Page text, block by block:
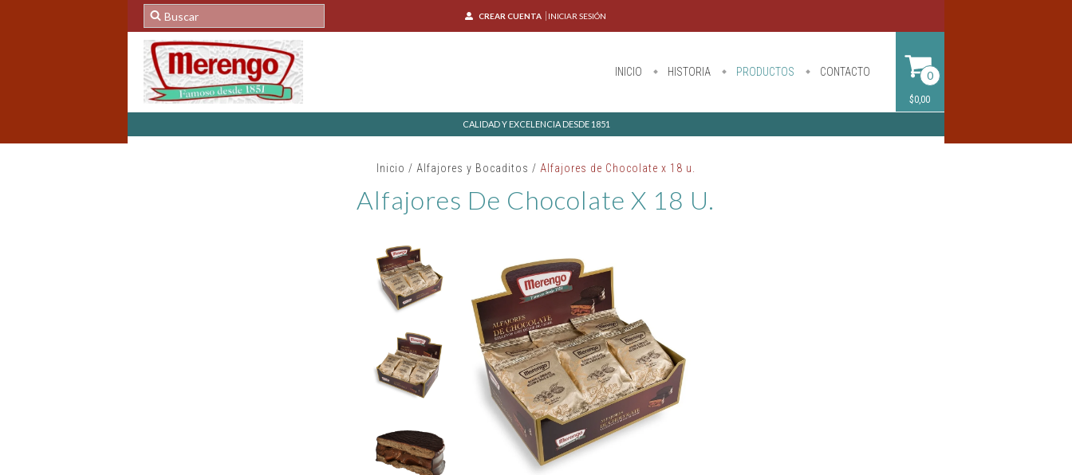
CREAR CUENTA INICIAR SESIÓN
INICIO HISTORIA PRODUCTOS CONTACTO 0
$0,00
CALIDAD Y EXCELENCIA DESDE 1851
Inicio / Alfajores y Bocaditos / Alfajores de Chocolate x 18 u.
Alfajores De Chocolate X 18 U.